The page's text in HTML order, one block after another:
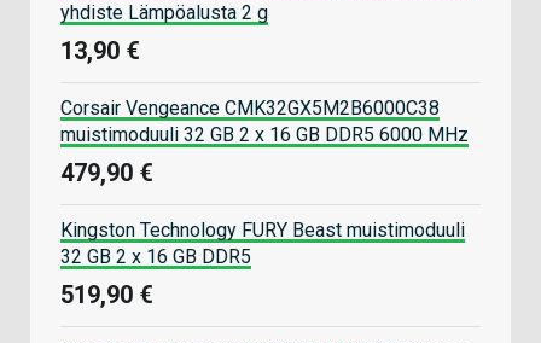
yhdiste Lämpöalusta 2 g
13,90 €
Corsair Vengeance CMK32GX5M2B6000C38
muistimoduuli 32 GB 2 x 16 GB DDR5 6000 MHz
479,90 €
Kingston Technology FURY Beast muistimoduuli
32 GB 2 x 16 GB DDR5
519,90 €